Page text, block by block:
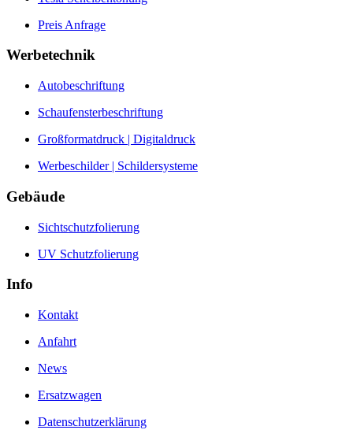
Preis Anfrage
Werbetechnik
Autobeschriftung
Schaufensterbeschriftung
Großformatdruck | Digitaldruck
Werbeschilder | Schildersysteme
Gebäude
Sichtschutzfolierung
UV Schutzfolierung
Info
Kontakt
Anfahrt
News
Ersatzwagen
Datenschutzerklärung